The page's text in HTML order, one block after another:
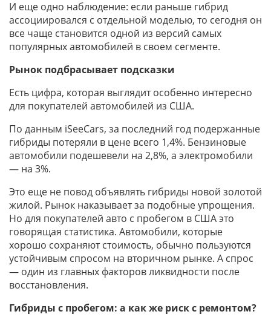
И еще одно наблюдение: если раньше гибрид
ассоциировался с отдельной моделью, то сегодня он
все чаще становится одной из версий самых
популярных автомобилей в своем сегменте.
Рынок подбрасывает подсказки
Есть цифра, которая выглядит особенно интересно
для покупателей автомобилей из США.
По данным iSeeCars, за последний год подержанные
гибриды потеряли в цене всего 1,4%. Бензиновые
автомобили подешевели на 2,8%, а электромобили
— на 3%.
Это еще не повод объявлять гибриды новой золотой
жилой. Рынок наказывает за подобные упрощения.
Но для покупателей авто с пробегом в США это
говорящая статистика. Автомобили, которые
хорошо сохраняют стоимость, обычно пользуются
устойчивым спросом на вторичном рынке. А спрос
— один из главных факторов ликвидности после
восстановления.
Гибриды с пробегом: а как же риск с ремонтом?